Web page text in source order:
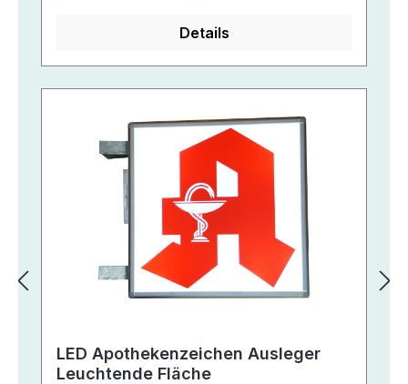
Details
LED Apothekenzeichen Ausleger
Leuchtende Fläche